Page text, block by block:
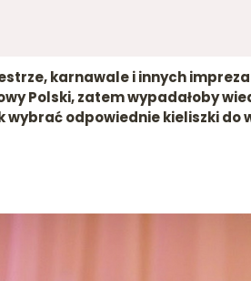
karnawale i innych
Polski, zatem wypadałoby
wybrać odpowiednie kieliszki